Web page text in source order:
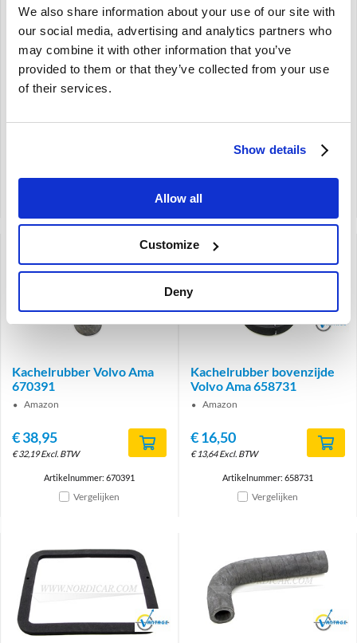
We also share information about your use of our site with
our social media, advertising and analytics partners who
may combine it with other information that you’ve
provided to them or that they’ve collected from your use
of their services.
Show details
Allow all
Customize
Deny
Kachelpakking set
compleet Volvo Amazon
658721
Amazon
Artikelnummer: 658721
Kachelradiator Volvo
Amazon Nieuw 653203
Amazon
Excl. BTW
Artikelnummer: 653203
Kachelrubber Volvo Ama
670391
Amazon
€38,95
€32,19 Excl. BTW
Artikelnummer: 670391
Vergelijken
Brand
Kachelrubber bovenzijde
Volvo Ama 658731
Amazon
€16,50
€13,64 Excl. BTW
Artikelnummer: 658731
Vergelijken
Brand Brand